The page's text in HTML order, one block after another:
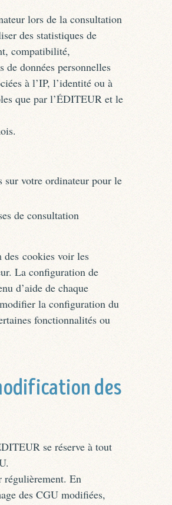
lors de la consultation
des statistiques de
compatibilité,
données personnelles
à l’IP, l’identité ou à
que par l’ÉDITEUR et le
sur votre ordinateur pour le
de consultation
cookies voir les
La configuration de
d’aide de chaque
la configuration du
fonctionnalités ou
des
se réserve à tout
régulièrement. En
des CGU modifiées,